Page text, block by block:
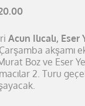
Acun Ilıcalı,
akşamı
Boz ve Eser
2. Turu